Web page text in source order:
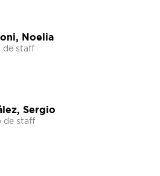
Noelia
de staff
Sergio
de staff